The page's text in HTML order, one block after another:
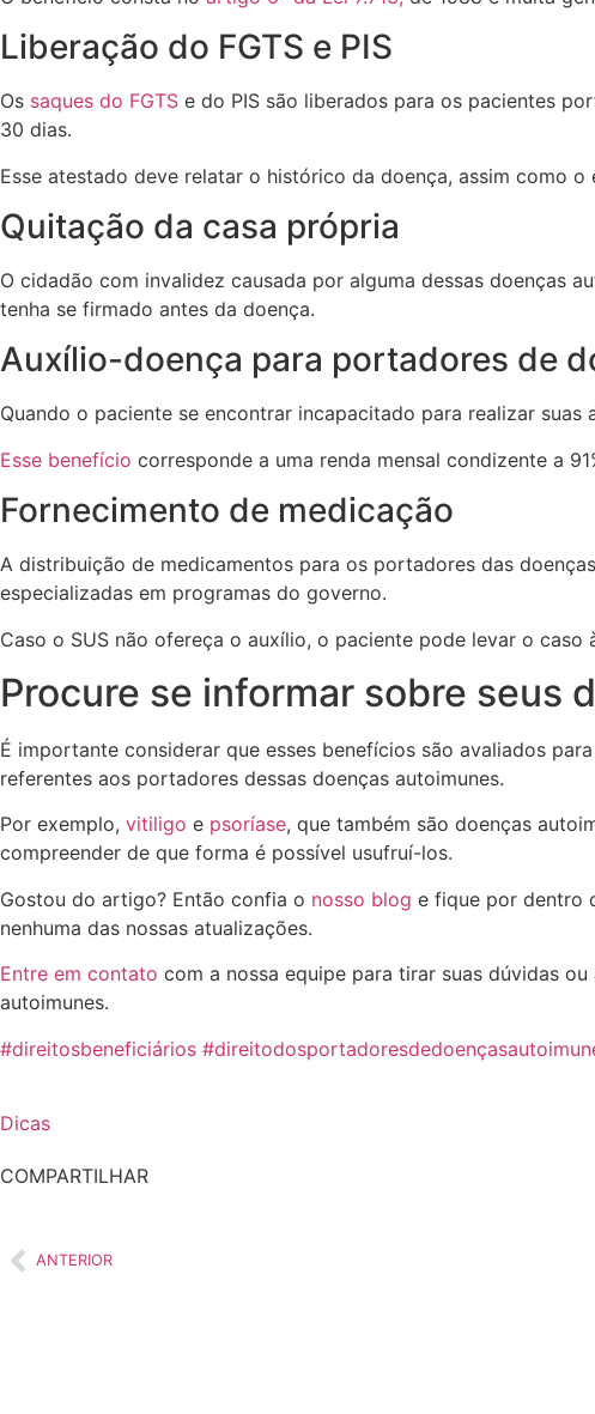
Liberação do FGTS e PIS
Os saques do FGTS e do PIS são liberados para os pacientes
30 dias.
Esse atestado deve relatar o histórico da doença, assim como
Quitação da casa própria
O cidadão com invalidez causada por alguma dessas doenças
tenha se firmado antes da doença.
Auxílio-doença para portadores de
Quando o paciente se encontrar incapacitado para realizar
Esse benefício corresponde a uma renda mensal condizente a
Fornecimento de medicação
A distribuição de medicamentos para os portadores das
especializadas em programas do governo.
Caso o SUS não ofereça o auxílio, o paciente pode levar o caso
Procure se informar sobre seus
É importante considerar que esses benefícios são avaliados
referentes aos portadores dessas doenças autoimunes.
Por exemplo, vitiligo e psoríase, que também são doenças
compreender de que forma é possível usufruí-los.
Gostou do artigo? Então confia o nosso blog e fique por dentro
nenhuma das nossas atualizações.
Entre em contato com a nossa equipe para tirar suas dúvidas
autoimunes.
#direitosbeneficiários
Dicas
COMPARTILHAR
ANTERIOR